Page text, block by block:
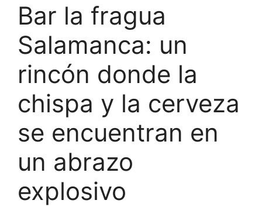
Bar la fragua
Salamanca: un
rincón donde la
chispa y la cerveza
se encuentran en
un abrazo
explosivo